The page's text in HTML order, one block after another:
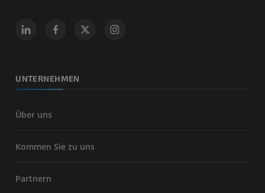
UNTERNEHMEN
Über uns
Kommen Sie zu uns
Partnern